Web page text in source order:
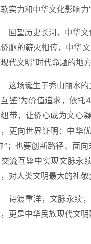
实力和中华文化影响力”
回望历史长河，中华
胞的薪火相传，中华
代文明”时代命题的地
这场诞生于秀山丽水的
鉴”为价值追求，依
带，让侨心成为文心
更向世界证明：中华
”；也要创新路径、面
交流互鉴中实现文脉永
，对人类文明最大的礼敬
诗渡重洋，文脉永续
更是中华民族现代文明